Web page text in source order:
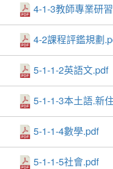
4-1-3教師專業研
4-2課程評鑑規劃
5-1-1-2英語文.pdf
5-1-1-3本土語.新
5-1-1-4數學.pdf
5-1-1-5社會.pdf